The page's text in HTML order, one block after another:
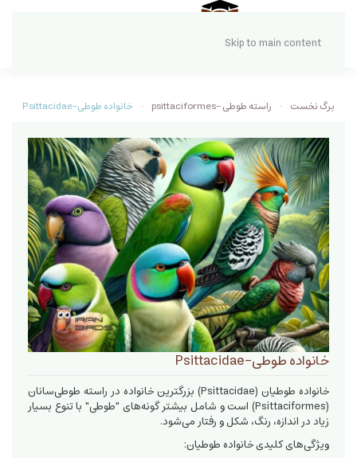
Skip to main content
برگ نخست راسته طوطی -psittaciformes خانواده طوطی-Psittacidae
خانواده طوطی-Psittacidae
خانواده طوطیان (Psittacidae) بزرگترین خانواده در راسته طوطی‌سانان
(Psittaciformes) است و شامل بیشتر گونه‌های "طوطی" با تنوع بسیار
زیاد در اندازه، رنگ، شکل و رفتار می‌شود.
ویژگی‌های کلیدی خانواده طوطیان: